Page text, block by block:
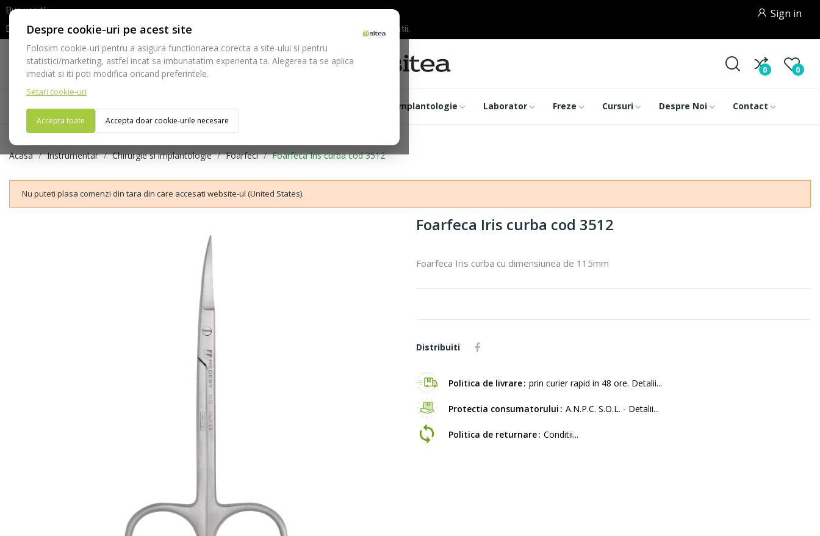
Despre cookie-uri pe acest site
Folosim cookie-uri pentru a asigura functionarea corecta a site-ului si pentru
statistici/marketing, astfel incat sa imbunatatim experienta ta. Alegerea ta se aplica
imediat si iti poti modifica oricand preferintele.
Setari cookie-uri
Accepta toate Accepta doar cookie-urile necesare
Bun venit!
Dupa efectuarea comenzii va rugam sa asteptati confirmarea stocurilor inainte de efectuarea platii.
Sign in
Telefon:
021-528 03 23
0 0
Acasa Consumabile Echipamente Implantologie Laborator Freze Cursuri Despre Noi Contact
Acasa Instrumentar Chirurgie si implantologie Foarfeci Foarfeca Iris curba cod 3512
Nu puteti plasa comenzi din tara din care accesati website-ul (United States).
Foarfeca Iris curba cod 3512
Foarfeca Iris curba cu dimensiunea de 115mm
Distribuiti
Politica de livrare prin curier rapid in 48 ore. Detalii...
Protectia consumatorului A.N.P.C. S.O.L. - Detalii...
Politica de returnare Conditii...